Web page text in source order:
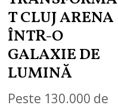
T CLUJ ARENA
ÎNTR-O
GALAXIE DE
LUMINĂ
Peste 130.000 de